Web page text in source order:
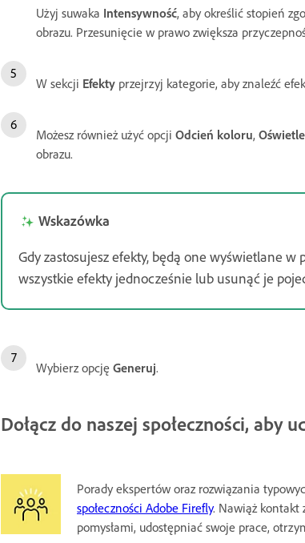
Użyj suwaka Intensywność, aby określić stopień
obrazu. Przesunięcie w prawo zwiększa
W sekcji Efekty przejrzyj kategorie, aby znaleźć
Możesz również użyć opcji Odcień koloru,
obrazu.
Wskazówka
Gdy zastosujesz efekty, będą one wyświetlane w
wszystkie efekty jednocześnie lub usunąć je
Wybierz opcję Generuj.
Dołącz do naszej społeczności, aby
Porady ekspertów oraz rozwiązania
społeczności Adobe Firefly. Nawiąż kontakt
pomysłami, udostępniać swoje prace,